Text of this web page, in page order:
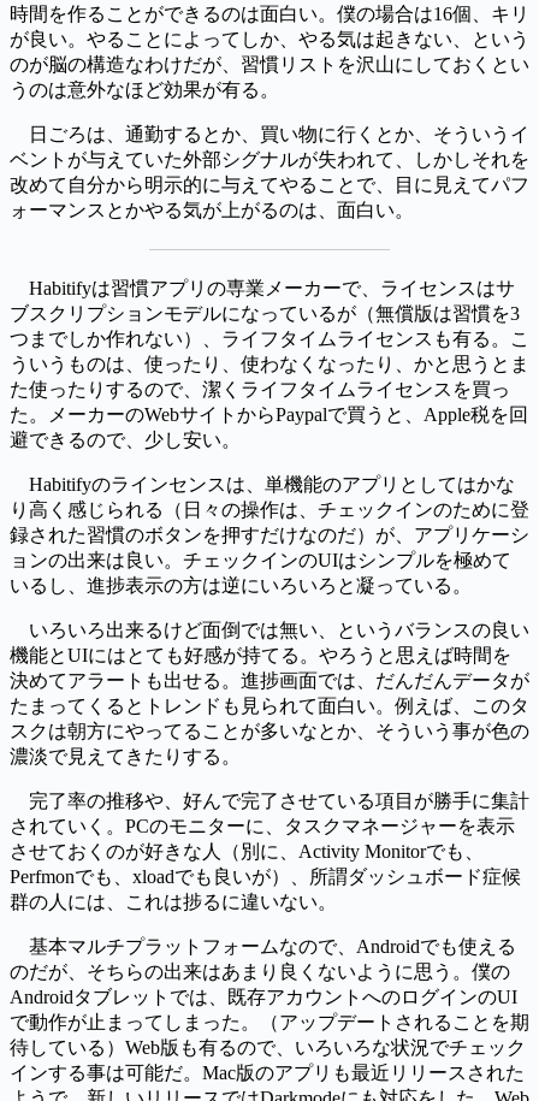
時間を作ることができるのは面白い。僕の場合は16個、キリ
が良い。やることによってしか、やる気は起きない、という
のが脳の構造なわけだが、習慣リストを沢山にしておくとい
うのは意外なほど効果が有る。
日ごろは、通勤するとか、買い物に行くとか、そういうイ
ベントが与えていた外部シグナルが失われて、しかしそれを
改めて自分から明示的に与えてやることで、目に見えてパフ
ォーマンスとかやる気が上がるのは、面白い。
Habitifyは習慣アプリの専業メーカーで、ライセンスはサ
ブスクリプションモデルになっているが（無償版は習慣を3
つまでしか作れない）、ライフタイムライセンスも有る。こ
ういうものは、使ったり、使わなくなったり、かと思うとま
た使ったりするので、潔くライフタイムライセンスを買っ
た。メーカーのWebサイトからPaypalで買うと、Apple税を回
避できるので、少し安い。
Habitifyのラインセンスは、単機能のアプリとしてはかな
り高く感じられる（日々の操作は、チェックインのために登
録された習慣のボタンを押すだけなのだ）が、アプリケーシ
ョンの出来は良い。チェックインのUIはシンプルを極めて
いるし、進捗表示の方は逆にいろいろと凝っている。
いろいろ出来るけど面倒では無い、というバランスの良い
機能とUIにはとても好感が持てる。やろうと思えば時間を
決めてアラートも出せる。進捗画面では、だんだんデータが
たまってくるとトレンドも見られて面白い。例えば、このタ
スクは朝方にやってることが多いなとか、そういう事が色の
濃淡で見えてきたりする。
完了率の推移や、好んで完了させている項目が勝手に集計
されていく。PCのモニターに、タスクマネージャーを表示
させておくのが好きな人（別に、Activity Monitorでも、
Perfmonでも、xloadでも良いが）、所謂ダッシュボード症候
群の人には、これは捗るに違いない。
基本マルチプラットフォームなので、Androidでも使える
のだが、そちらの出来はあまり良くないように思う。僕の
Androidタブレットでは、既存アカウントへのログインのUI
で動作が止まってしまった。（アップデートされることを期
待している）Web版も有るので、いろいろな状況でチェック
インする事は可能だ。Mac版のアプリも最近リリースされた